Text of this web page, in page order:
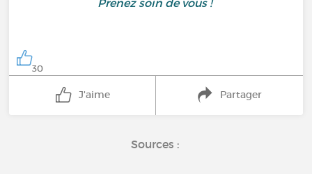
Prenez soin de vous !
30
J'aime Partager
Sources :